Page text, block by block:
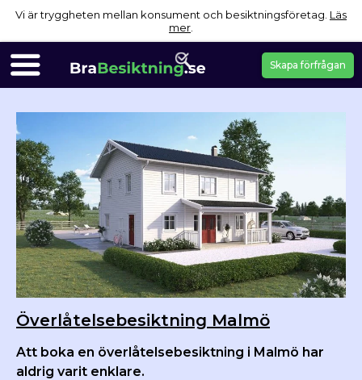
Vi är tryggheten mellan konsument och besiktningsföretag. Läs
mer
Skapa förfrågan
Överlåtelsebesiktning Malmö
Att boka en överlåtelsebesiktning i Malmö har
aldrig varit enklare.